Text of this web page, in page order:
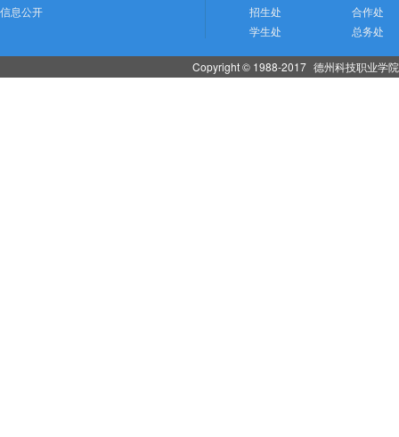
信息公开
招生处
合作处
学生处
总务处
Copyright © 1988-2017 德州科技职业学